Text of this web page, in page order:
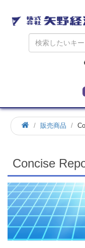
ホ
ー
販売商品
Concise